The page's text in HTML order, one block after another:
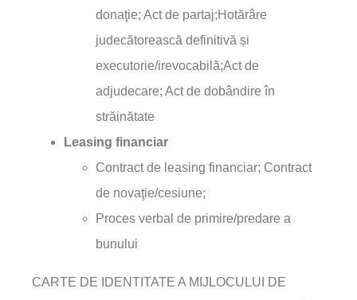
donaţie; Act de partaj;Hotărâre
judecătorească definitivă și
executorie/irevocabilă;Act de
adjudecare; Act de dobândire în
străinătate
Leasing financiar
Contract de leasing financiar; Contract
de novaţie/cesiune;
Proces verbal de primire/predare a
bunului
CARTE DE IDENTITATE A MIJLOCULUI DE